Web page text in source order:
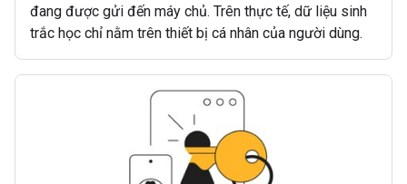
đang được gửi đến máy chủ. Trên thực tế, dữ liệu sinh
trắc học chỉ nằm trên thiết bị cá nhân của người dùng.